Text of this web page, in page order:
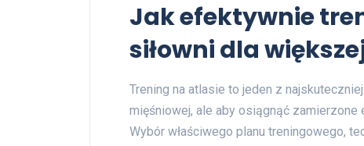
Jak efektywnie
siłowni dla
Trening na atlasie to jeden z
mięśniowej, ale aby osiągnąć
Wybór właściwego planu treningowego,